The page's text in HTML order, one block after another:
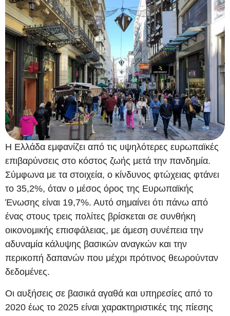
Η Ελλάδα εμφανίζει από τις υψηλότερες ευρωπαϊκές
επιβαρύνσεις στο κόστος ζωής μετά την πανδημία.
Σύμφωνα με τα στοιχεία, ο κίνδυνος φτώχειας φτάνει
το 35,2%, όταν ο μέσος όρος της Ευρωπαϊκής
Ένωσης είναι 19,7%. Αυτό σημαίνει ότι πάνω από
ένας στους τρεις πολίτες βρίσκεται σε συνθήκη
οικονομικής επισφάλειας, με άμεση συνέπεια την
αδυναμία κάλυψης βασικών αναγκών και την
περικοπή δαπανών που μέχρι πρότινος θεωρούνταν
δεδομένες.
Οι αυξήσεις σε βασικά αγαθά και υπηρεσίες από το
2020 έως το 2025 είναι χαρακτηριστικές της πίεσης